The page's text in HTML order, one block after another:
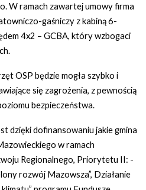
W ramach zawartej umowy firma
gaśniczy z kabiną 6-
4x2 – GCBA, który wzbogaci
OSP będzie mogła szybko i
się zagrożenia, z pewnością
bezpieczeństwa.
dzięki dofinansowaniu jakie gmina
w ramach
Regionalnego, Priorytetu II: -
rozwój Mazowsza”, Działanie